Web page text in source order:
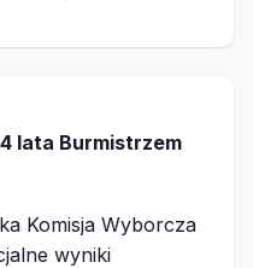
lata Burmistrzem
Komisja Wyborcza
wyniki